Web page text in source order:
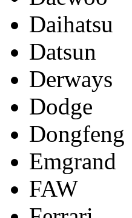
Daihatsu
Datsun
Derways
Dodge
Dongfeng
Emgrand
FAW